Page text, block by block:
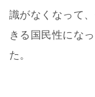
識がなくなって
きる国民性にな
た。